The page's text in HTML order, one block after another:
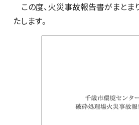
この度、火災事故報告書がまとま
たします。